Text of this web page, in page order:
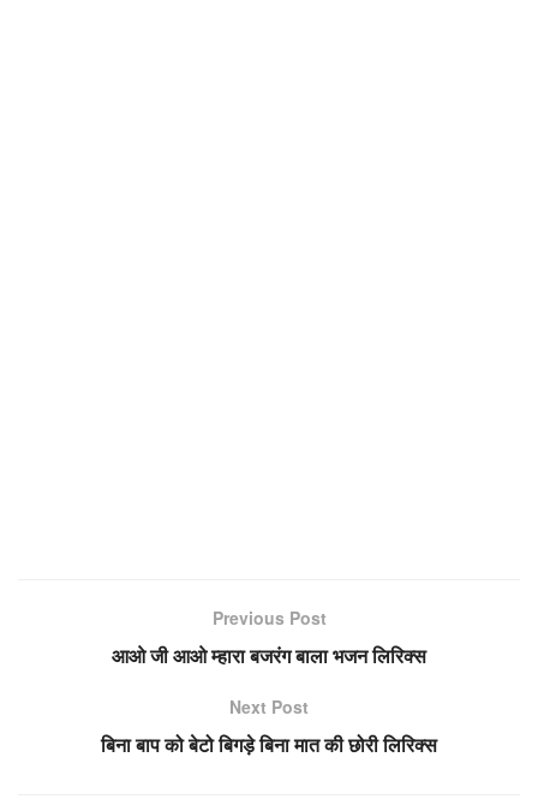
Previous Post
आओ जी आओ म्हारा बजरंग बाला भजन लिरिक्स
Next Post
बिना बाप को बेटो बिगड़े बिना मात की छोरी लिरिक्स